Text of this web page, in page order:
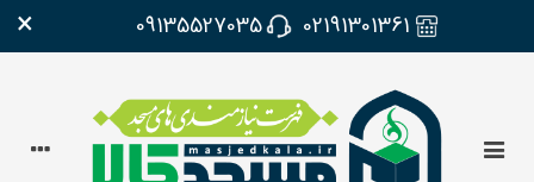
02191301361
09135527035
×